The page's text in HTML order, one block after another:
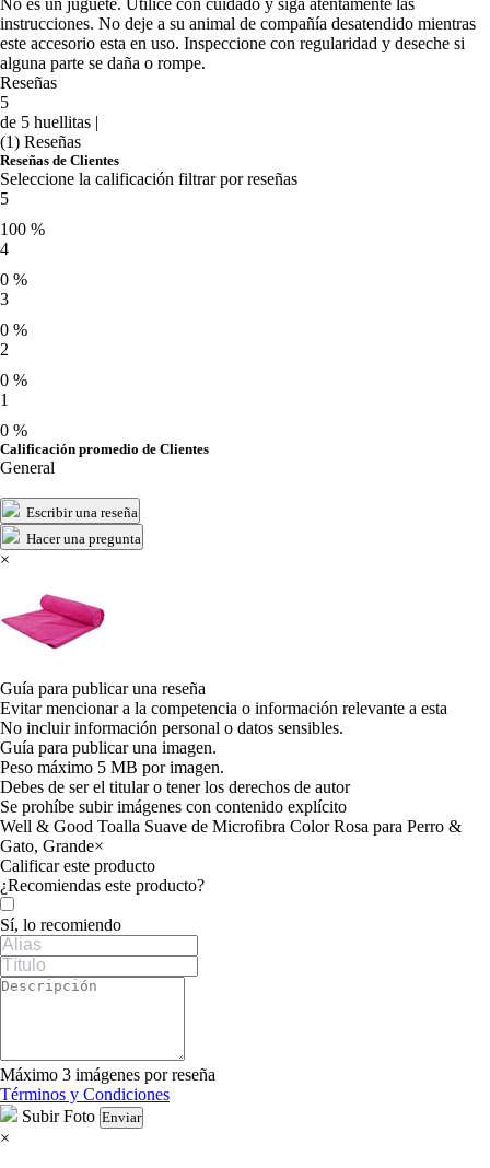
No es un juguete. Utilice con cuidado y siga atentamente las
instrucciones. No deje a su animal de compañía desatendido mientras
este accesorio esta en uso. Inspeccione con regularidad y deseche si
alguna parte se daña o rompe.
Reseñas
5
de 5 huellitas |
(1) Reseñas
Reseñas de Clientes
Seleccione la calificación filtrar por reseñas
5
100 %
4
0 %
3
0 %
2
0 %
1
0 %
Calificación promedio de Clientes
General
Escribir una reseña
Hacer una pregunta
×
Guía para publicar una reseña
Evitar mencionar a la competencia o información relevante a esta
No incluir información personal o datos sensibles.
Guía para publicar una imagen.
Peso máximo 5 MB por imagen.
Debes de ser el titular o tener los derechos de autor
Se prohíbe subir imágenes con contenido explícito
Well & Good Toalla Suave de Microfibra Color Rosa para Perro &
Gato, Grande×
Calificar este producto
Tu valoración
¿Recomiendas este producto?
Sí, lo recomiendo
Máximo 3 imágenes por reseña
Términos y Condiciones
Subir Foto Enviar
×